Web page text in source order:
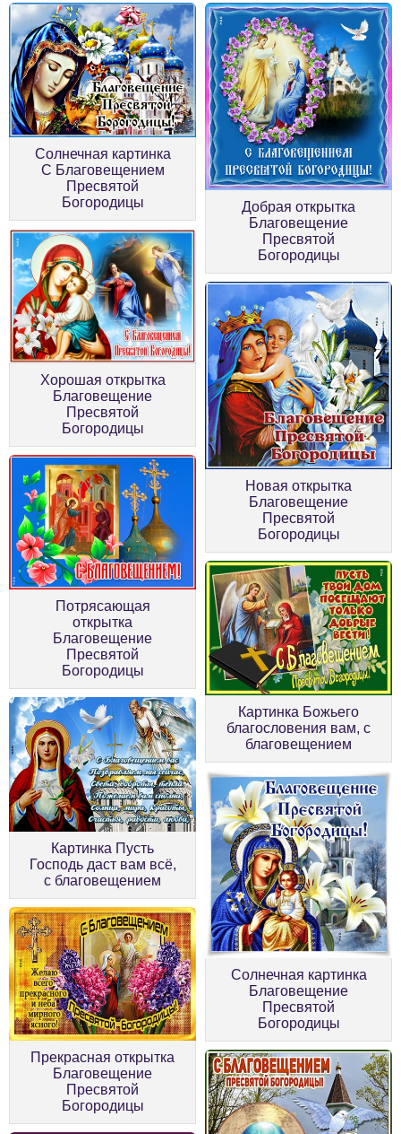
Солнечная картинка
С Благовещением
Пресвятой
Богородицы
Добрая открытка
Благовещение
Пресвятой
Богородицы
Хорошая открытка
Благовещение
Пресвятой
Богородицы
Новая открытка
Благовещение
Пресвятой
Богородицы
Потрясающая
открытка
Благовещение
Пресвятой
Богородицы
Картинка Божьего
благословения вам, с
благовещением
Картинка Пусть
Господь даст вам всё,
с благовещением
Солнечная картинка
Благовещение
Пресвятой
Богородицы
Прекрасная открытка
Благовещение
Пресвятой
Богородицы